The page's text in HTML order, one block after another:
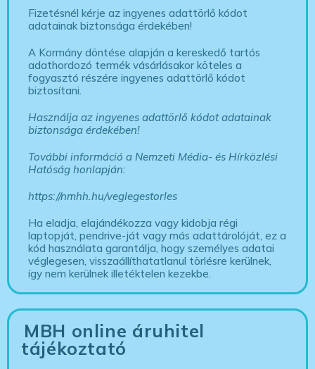
Fizetésnél kérje az ingyenes adattörlő kódot
adatainak biztonsága érdekében!
A Kormány döntése alapján a kereskedő tartós
adathordozó termék vásárlásakor köteles a
fogyasztó részére ingyenes adattörlő kódot
biztosítani.
Használja az ingyenes adattörlő kódot adatainak
biztonsága érdekében!
További információ a Nemzeti Média- és Hírközlési
Hatóság honlapján:
https://nmhh.hu/veglegestorles
Ha eladja, elajándékozza vagy kidobja régi
laptopját, pendrive-ját vagy más adattárolóját, ez a
kód használata garantálja, hogy személyes adatai
véglegesen, visszaállíthatatlanul törlésre kerülnek,
így nem kerülnek illetéktelen kezekbe.
MBH online áruhitel
tájékoztató